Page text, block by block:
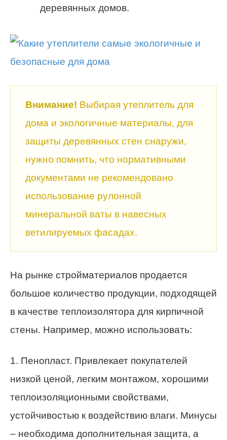
деревянных домов.
Внимание! Выбирая утеплитель для
дома и экологичные материалы, для
защиты деревянных стен снаружи,
нужно помнить, что нормативными
документами не рекомендовано
использование рулонной
минеральной ваты в навесных
ветилируемых фасадах.
На рынке стройматериалов продается
большое количество продукции, подходящей
в качестве теплоизолятора для кирпичной
стены. Например, можно использовать:
1. Пенопласт. Привлекает покупателей
низкой ценой, легким монтажом, хорошими
теплоизоляционными свойствами,
устойчивостью к воздействию влаги. Минусы
– необходима дополнительная защита, а